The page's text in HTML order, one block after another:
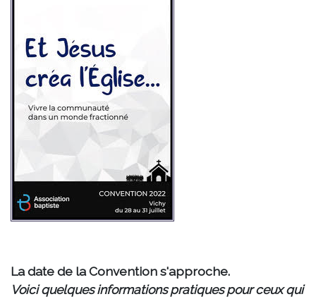
La date de la Convention s'approche.
Voici quelques informations pratiques pour ceux qui